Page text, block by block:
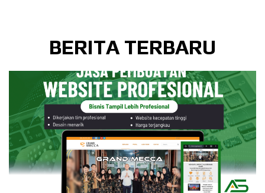
BERITA TERBARU